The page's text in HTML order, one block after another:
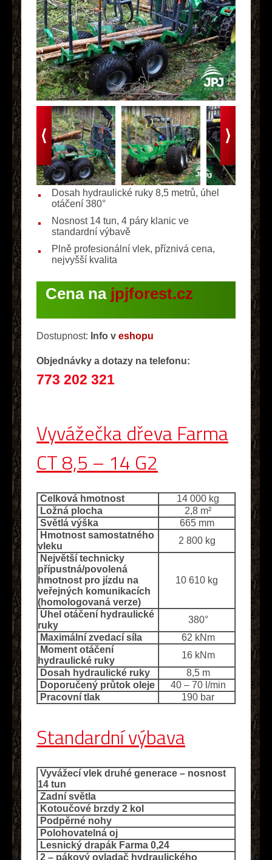
Dosah hydraulické ruky 8,5 metrů, úhel
otáčení 380°
Nosnost 14 tun, 4 páry klanic ve
standardní výbavě
Plně profesionální vlek, příznivá cena,
nejvyšší kvalita
Cena na jpjforest.cz
Dostupnost: Info v eshopu
Objednávky a dotazy na telefonu:
773 202 321
Vyvážečka dřeva Farma
CT 8,5 – 14 G2
Celková hmotnost
14 000 kg
Ložná plocha
2,8 m²
Světlá výška
665 mm
Hmotnost samostatného
vleku
2 800 kg
Největší technicky
přípustná/povolená
hmotnost pro jízdu na
veřejných komunikacích
(homologovaná verze)
10 610 kg
Úhel otáčení hydraulické
ruky
380°
Maximální zvedací síla
62 kNm
Moment otáčení
hydraulické ruky
16 kNm
Dosah hydraulické ruky
8,5 m
Doporučený průtok oleje
40 – 70 l/min
Pracovní tlak
190 bar
Standardní výbava
Vyvážecí vlek druhé generace – nosnost
14 tun
Zadní světla
Kotoučové brzdy 2 kol
Podpěrné nohy
Polohovatelná oj
Lesnický drapák Farma 0,24
2 – pákový ovladač hydraulického